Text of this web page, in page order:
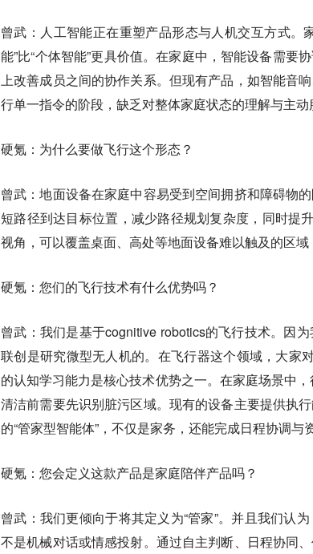
曾武： 人工智能正在重塑产品形态与人机交互方式。
能”比“个体智能”更具价值。在家庭中，智能设备需要
上改善成员之间的协作关系。但现有产品，如智能音
行单一指令的阶段，缺乏对整体家庭状态的理解与主动
硬氪：为什么要做飞行这个形态？
曾武：地面设备在家庭中容易受到空间拥挤和障碍物
短路径到达目标位置，减少路径规划复杂度，同时提
视角，可以覆盖桌面、高处等地面设备难以触及的区域
硬氪：您们的飞行技术有什么优势吗？
曾武： 我们是基于cognitive robotics的飞行技术。因
联创是研究微型无人机的。在飞行器这个领域，大家
的认知学习能力是核心技术优势之一。在家庭场景中，
清洁前需要先识别脏污区域。现有的设备主要提供执
的“管家型智能体”，不仅是家务，还能完成日程协调与
硬氪：您会定义这款产品是家庭陪伴产品吗？
曾武： 我们更倾向于将其定义为“管家”。并且我们认
不是机械对话或情感投射。通过自主判断、日程协同